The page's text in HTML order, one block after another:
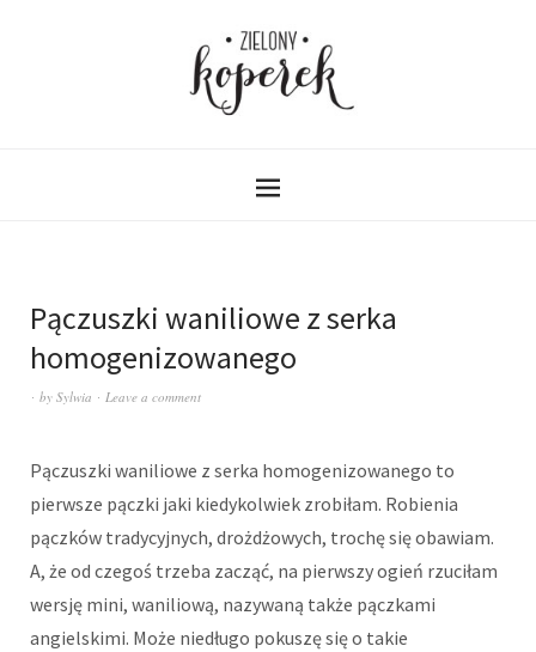
Pączuszki waniliowe z serka
homogenizowanego
by Sylwia Leave a comment
Pączuszki waniliowe z serka homogenizowanego to
pierwsze pączki jaki kiedykolwiek zrobiłam. Robienia
pączków tradycyjnych, drożdżowych, trochę się obawiam.
A, że od czegoś trzeba zacząć, na pierwszy ogień rzuciłam
wersję mini, waniliową, nazywaną także pączkami
angielskimi. Może niedługo pokuszę się o takie